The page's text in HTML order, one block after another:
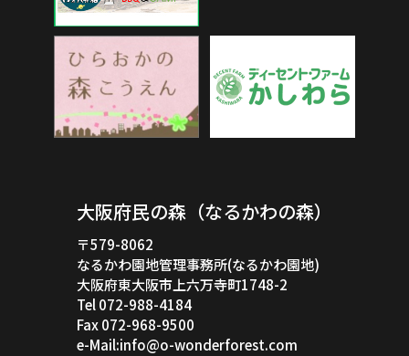
大阪府民の森（なるかわの森）
〒579-8062
なるかわ園地管理事務所(なるかわ園地)
大阪府東大阪市上六万寺町1748-2
Tel 072-988-4184
Fax 072-968-9500
e-Mail:info@o-wonderforest.com